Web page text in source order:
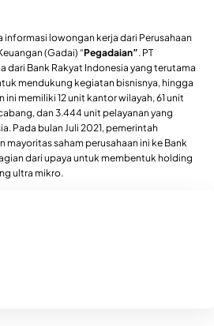
informasi lowongan kerja dari Perusahaan
(Gadai) “Pegadaian”. PT
dari Bank Rakyat Indonesia yang terutama
mendukung kegiatan bisnisnya, hingga
memiliki 12 unit kantor wilayah, 61 unit
dan 3.444 unit pelayanan yang
Pada bulan Juli 2021, pemerintah
mayoritas saham perusahaan ini ke Bank
dari upaya untuk membentuk holding
ultra mikro.